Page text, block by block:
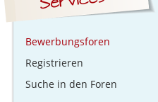
Bewerbungsforen
Registrieren
Suche in den Foren